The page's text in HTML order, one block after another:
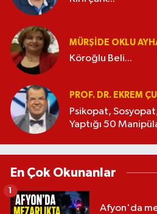
MÜRŞIDE OKLU
Köroğlu Beli...
PROF. DR. EKREM
Psikopat,
Yaptığı 50
En Çok Okunanlar
Afyon'da
1